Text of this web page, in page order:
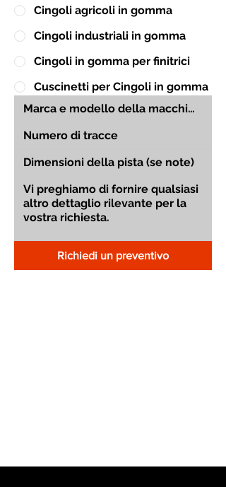
Cingoli agricoli in gomma
Cingoli industriali in gomma
Cingoli in gomma per finitrici
Cuscinetti per Cingoli in gomma
Richiedi un preventivo